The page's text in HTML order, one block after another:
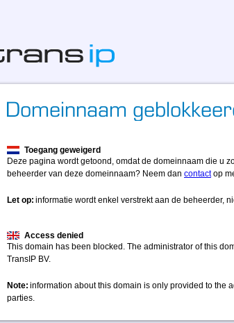
Toegang geweigerd
Deze pagina wordt getoond, omdat de domeinnaam die u
beheerder van deze domeinnaam? Neem dan contactop
Let op: informatie wordt enkel verstrekt aan de beheerder,
Access denied
This domain has been blocked. The administrator of this
TransIP BV.
Note: information about this domain is only provided to the
parties.